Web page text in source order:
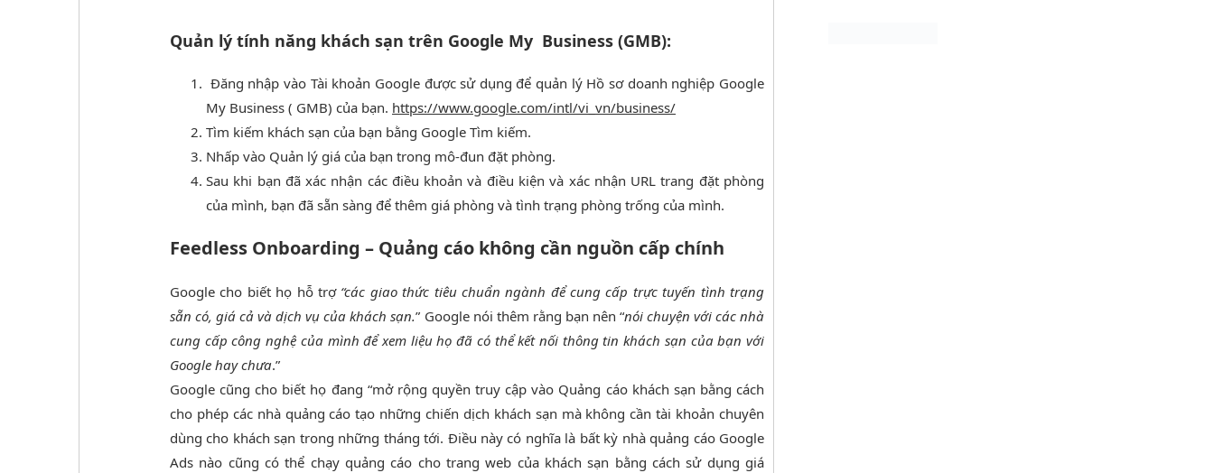
Quản lý tính năng khách sạn trên Google My Business (GMB):
Đăng nhập vào Tài khoản Google được sử dụng để quản lý Hồ sơ doanh nghiệp Google
My Business ( GMB) của bạn. https://www.google.com/intl/vi_vn/business/
Tìm kiếm khách sạn của bạn bằng Google Tìm kiếm.
Nhấp vào Quản lý giá của bạn trong mô-đun đặt phòng.
Sau khi bạn đã xác nhận các điều khoản và điều kiện và xác nhận URL trang đặt phòng
của mình, bạn đã sẵn sàng để thêm giá phòng và tình trạng phòng trống của mình.
Feedless Onboarding – Quảng cáo không cần nguồn cấp chính
Google cho biết họ hỗ trợ “các giao thức tiêu chuẩn ngành để cung cấp trực tuyến tình trạng
sẵn có, giá cả và dịch vụ của khách sạn.” Google nói thêm rằng bạn nên “nói chuyện với các nhà
cung cấp công nghệ của mình để xem liệu họ đã có thể kết nối thông tin khách sạn của bạn với
Google hay chưa.”
Google cũng cho biết họ đang “mở rộng quyền truy cập vào Quảng cáo khách sạn bằng cách
cho phép các nhà quảng cáo tạo những chiến dịch khách sạn mà không cần tài khoản chuyên
dùng cho khách sạn trong những tháng tới. Điều này có nghĩa là bất kỳ nhà quảng cáo Google
Ads nào cũng có thể chạy quảng cáo cho trang web của khách sạn bằng cách sử dụng giá